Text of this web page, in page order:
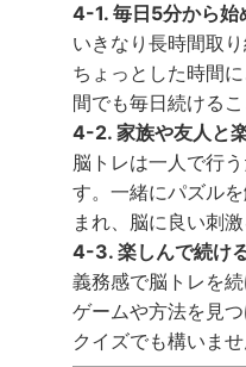
4-1. 毎日5分から始
いきなり長時間取
ちょっとした時間
間でも毎日続ける
4-2. 家族や友人と
脳トレは一人で行
す。一緒にパズル
まれ、脳に良い刺激
4-3. 楽しんで続け
義務感で脳トレを
ゲームや方法を見
クイズでも構いませ